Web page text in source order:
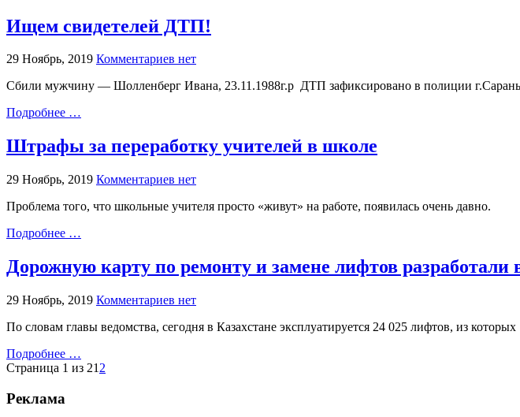
Ищем свидетелей ДТП!
29 Ноябрь, 2019 Комментариев нет
Сбили мужчину — Шолленберг Ивана, 23.11.1988г.р ДТП зафиксировано в полиции
Подробнее …
Штрафы за переработку учителей в школе
29 Ноябрь, 2019 Комментариев нет
Проблема того, что школьные учителя просто «живут» на работе, появилась очень давно.
Подробнее …
Дорожную карту по ремонту и замене лифтов
29 Ноябрь, 2019 Комментариев нет
По словам главы ведомства, сегодня в Казахстане эксплуатируется 24 025 лифтов, из
Подробнее …
Страница 1 из 21 2
Реклама